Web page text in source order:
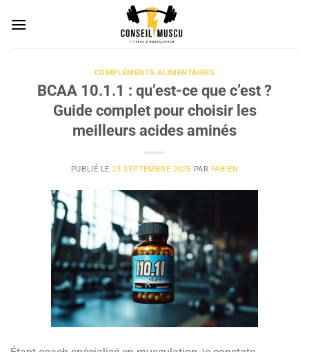
COMPLÉMENTS ALIMENTAIRES
BCAA 10.1.1 : qu’est-ce que c’est ?
Guide complet pour choisir les
meilleurs acides aminés
PUBLIÉ LE23 SEPTEMBRE 2025 PAR FABIEN